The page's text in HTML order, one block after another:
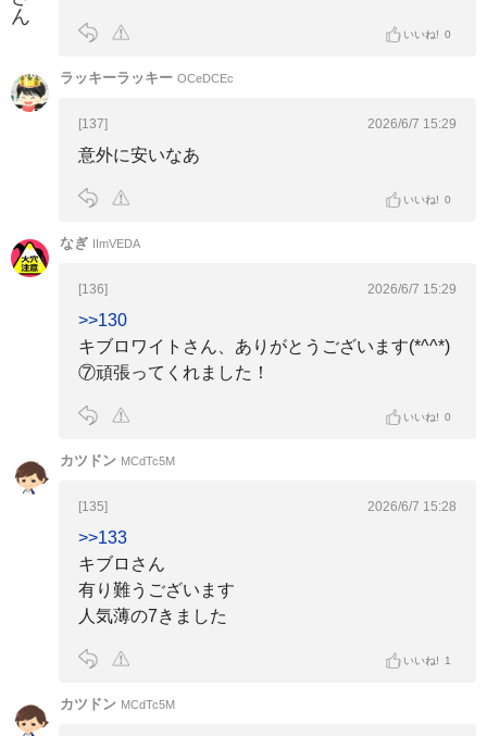
いいね! 0
ラッキーラッキー OCeDCEc
[137] 2026/6/7 15:29
意外に安いなあ
いいね! 0
なぎ IImVEDA
[136] 2026/6/7 15:29
>>130
キブロワイトさん、ありがとうございます(*^^*)
⑦頑張ってくれました！
いいね! 0
カツドン MCdTc5M
[135] 2026/6/7 15:28
>>133
キブロさん
有り難うございます
人気薄の7きました
いいね! 1
カツドン MCdTc5M